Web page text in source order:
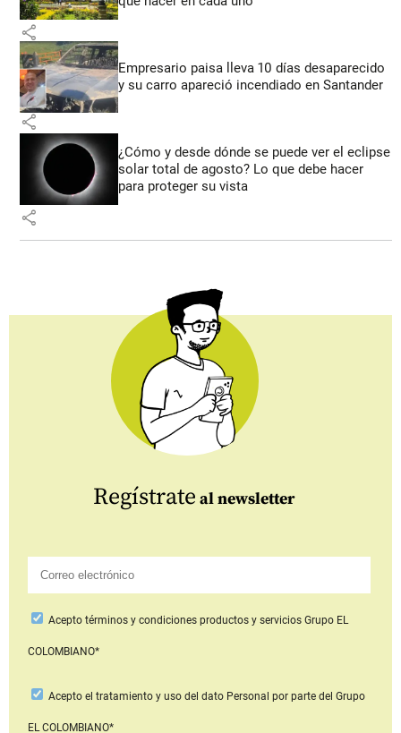
share
Empresario paisa lleva 10 días desaparecido
y su carro apareció incendiado en Santander
share
¿Cómo y desde dónde se puede ver el eclipse
solar total de agosto? Lo que debe hacer
para proteger su vista
share
Regístrate al newsletter
Aceptotérminos y condiciones productos y serviciosGrupo EL
COLOMBIANO*
Acepto el tratamiento y uso del dato Personal por parte del Grupo
EL COLOMBIANO*